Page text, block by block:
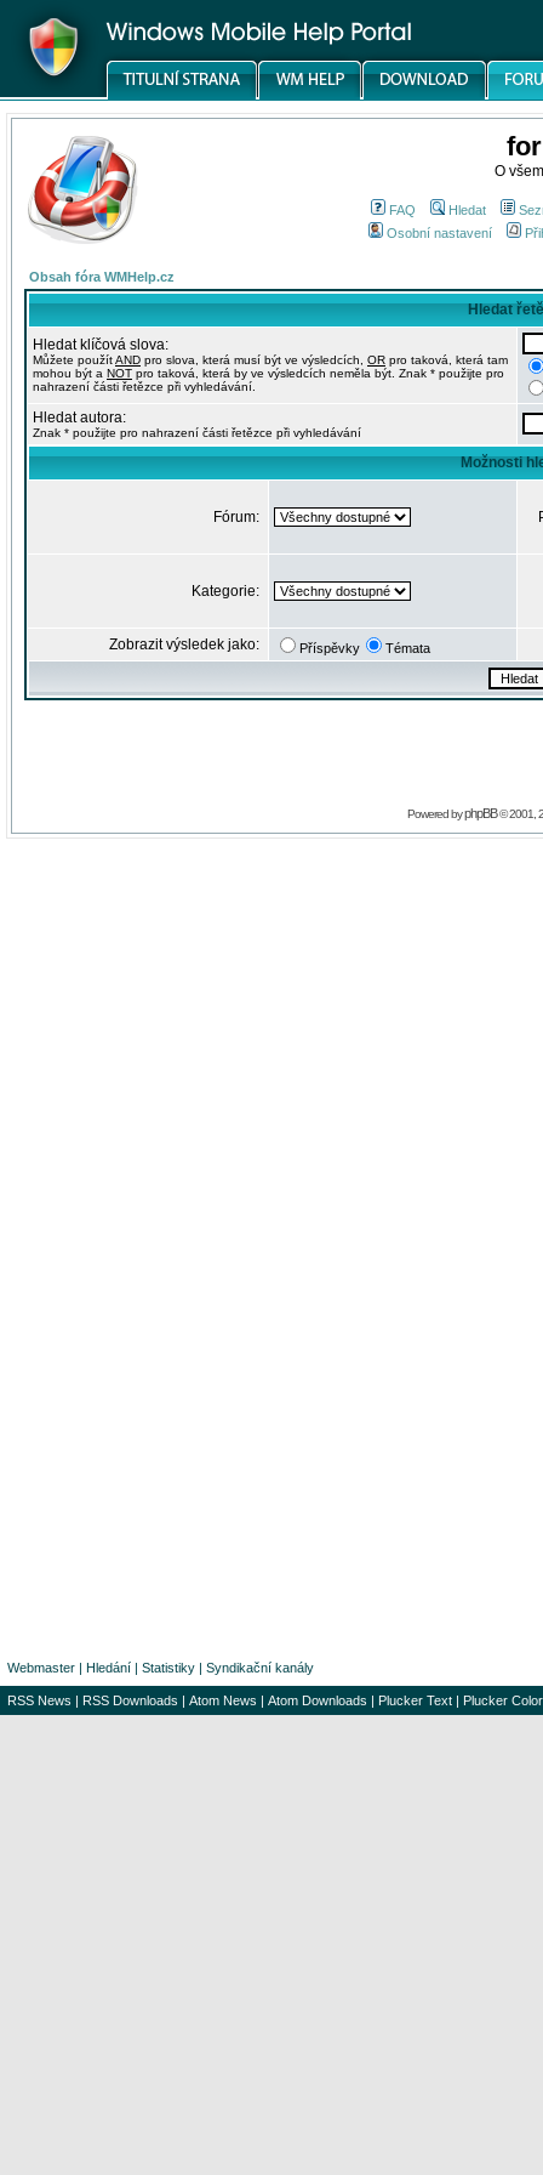
O
FAQ Hledat
Osobní nastavení
Obsah fóra WMHelp.cz
Hledat
Hledat klíčová slova:
Můžete použítAND pro slova, která musí být ve výsledcích, OR pro taková, která tam
mohou být a NOT pro taková, která by ve výsledcích neměla být. Znak * použijte pro
nahrazení části řetězce při vyhledávání.
Hledat autora:
Znak * použijte pro nahrazení části řetězce při vyhledávání
Možnosti
Fórum:
Kategorie:
Zobrazit výsledek jako: Příspěvky Témata
Powered byphpBB© 2001,
Webmaster | Hledání | Statistiky | Syndikační kanály
RSS News | RSS Downloads | Atom News | Atom Downloads | Plucker Text | Plucker Color